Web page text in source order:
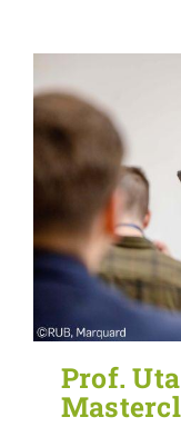
Prof.